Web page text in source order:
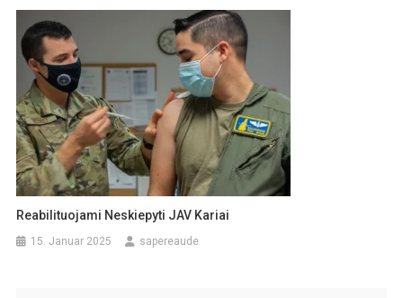
Reabilituojami Neskiepyti JAV Kariai
15. Januar 2025 sapereaude